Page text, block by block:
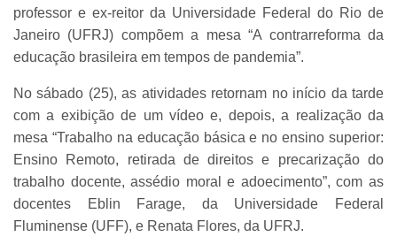
professor e ex-reitor da Universidade Federal do Rio de
Janeiro (UFRJ) compõem a mesa “A contrarreforma da
educação brasileira em tempos de pandemia”.
No sábado (25), as atividades retornam no início da tarde
com a exibição de um vídeo e, depois, a realização da
mesa “Trabalho na educação básica e no ensino superior:
Ensino Remoto, retirada de direitos e precarização do
trabalho docente, assédio moral e adoecimento”, com as
docentes Eblin Farage, da Universidade Federal
Fluminense (UFF), e Renata Flores, da UFRJ.